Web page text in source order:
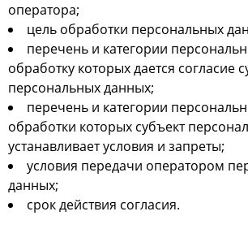
оператора;
цель обработки персональных
перечень и категории
обработку которых дается согласие
персональных данных;
перечень и категории
обработки которых субъект
устанавливает условия и запреты;
условия передачи оператором
данных;
срок действия согласия.